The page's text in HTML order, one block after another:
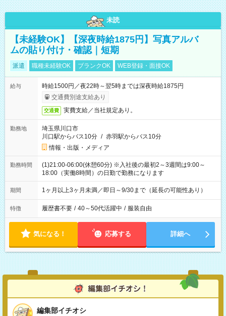
未読
【未経験OK】【深夜時給1875円】写真アルバ
ムの貼り付け・確認｜短期
派遣 職種未経験OK ブランクOK WEB登録・面接OK
給与
時給1500円／夜22時～翌5時までは深夜時給1875円
交通費別途支給あり
交通費 実費支給／当社規定あり。
勤務地
埼玉県川口市
川口駅からバス10分 / 赤羽駅からバス10分
情報・出版・メディア
勤務時間
(1)21:00-06:00(休憩60分) ※入社後の最初2～3週間は9:00～
18:00（実働8時間）の日勤で勤務になります
期間 1ヶ月以上3ヶ月未満／即日～9/30まで（延長の可能性あり）
特徴 履歴書不要 / 40～50代活躍中 / 服装自由
気になる！ 応募する 詳細へ
編集部イチオシ